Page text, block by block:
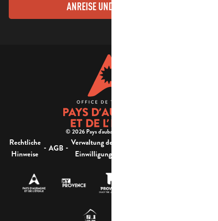
ANREISE UND KONTAKTE
© 2026 Pays d'aubagne et de l'étoile -
Rechtliche
Hinweise
- AGB - Verwaltung der
Einwilligung